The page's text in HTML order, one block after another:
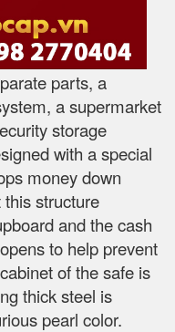
parts, a
a supermarket
storage
with a special
money down
structure
and the cash
to help prevent
of the safe is
thick steel is
pearl color.